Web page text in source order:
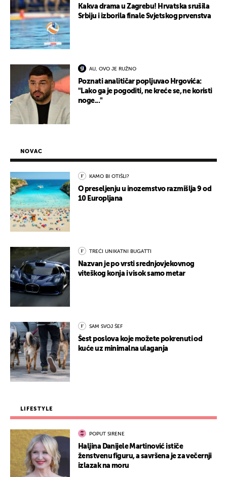
Kakva drama u Zagrebu! Hrvatska srušila
Srbiju i izborila finale Svjetskog prvenstva
AU, OVO JE RUŽNO
Poznati analitičar popljuvao Hrgovića:
"Lako ga je pogoditi, ne kreće se, ne koristi
noge..."
NOVAC
KAMO BI OTIŠLI?
O preseljenju u inozemstvo razmišlja 9 od
10 Europljana
TREĆI UNIKATNI BUGATTI
Nazvan je po vrsti srednjovjekovnog
viteškog konja i visok samo metar
SAM SVOJ ŠEF
Šest poslova koje možete pokrenuti od
kuće uz minimalna ulaganja
LIFESTYLE
POPUT SIRENE
Haljina Danijele Martinović ističe
ženstvenu figuru, a savršena je za večernji
izlazak na moru